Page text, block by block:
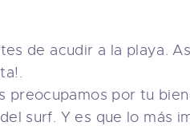
de acudir a la playa.
preocupamos por tu
surf. Y es que lo más